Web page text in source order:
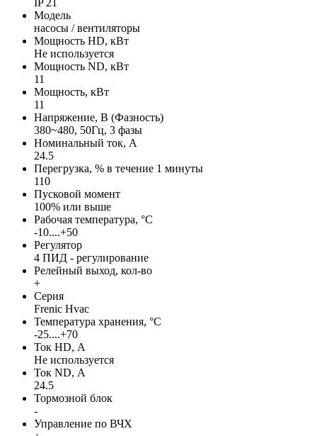
IP 21
Модель
насосы / вентиляторы
Мощность HD, кВт
Не используется
Мощность ND, кВт
11
Мощность, кВт
11
Напряжение, В (Фазность)
380~480, 50Гц, 3 фазы
Номинальный ток, А
24.5
Перегрузка, % в течение 1 минуты
110
Пусковой момент
100% или выше
Рабочая температура, °С
-10....+50
Регулятор
4 ПИД - регулирование
Релейный выход, кол-во
+
Серия
Frenic Hvac
Температура хранения, °С
-25....+70
Ток HD, А
Не используется
Ток ND, А
24.5
Тормозной блок
-
Управление по ВЧХ